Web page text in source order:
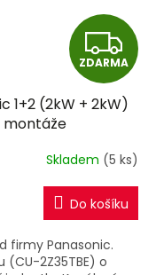
Z
D
A
R
M
A
ZDARMA
1+2 (2kW + 2kW)
montáže
Skladem (5 ks)
Do košíku
firmy Panasonic.
2Z35TBE) o